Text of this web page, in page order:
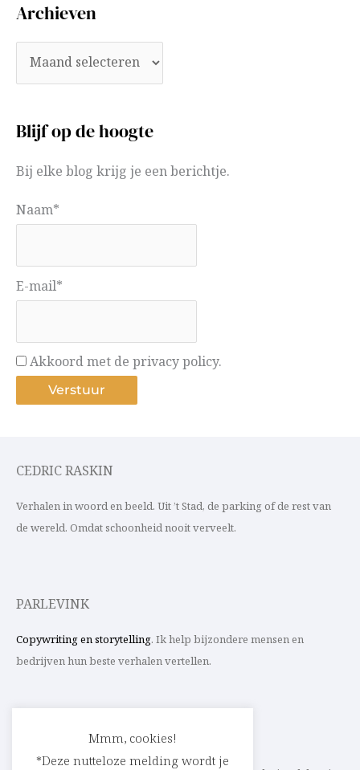
Archieven
Blijf op de hoogte
Bij elke blog krijg je een berichtje.
Naam*
E-mail*
Akkoord met de privacy policy.
CEDRIC RASKIN
Verhalen in woord en beeld. Uit ’t Stad, de parking of de rest van
de wereld. Omdat schoonheid nooit verveelt.
PARLEVINK
Copywriting en storytelling. Ik help bijzondere mensen en
bedrijven hun beste verhalen vertellen.
Mmm, cookies!
*Deze nutteloze melding wordt je